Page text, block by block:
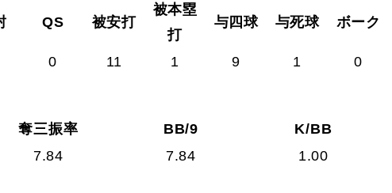
QS 被安打
被本塁
打
与四球 与死球 ボーク
0 11 1 9 1 0
奪三振率 BB/9 K/BB
7.84 7.84 1.00